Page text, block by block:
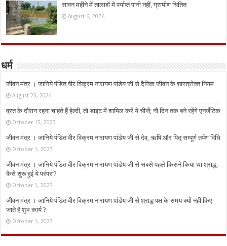
सावन महीने में तालाबों में पर्याप्त पानी नहीं, ग्रामीण चिंतित
August 6, 2026
धर्म
जीवन मंत्र । जानिये पंडित वीर विक्रम नारायण पांडेय जी से दैनिक जीवन के शास्त्रोक्त नियम
August 25, 2024
व्रत के दौरान रहना चाहते हैं हेल्दी, तो डाइट में शामिल करें ये चीजें; नौ दिन तक बने रहेंगे एनर्जेटिक
October 15, 2023
जीवन मंत्र । जानिये पंडित वीर विक्रम नारायण पांडेय जी से देव, ऋषि और पितृ सम्पूर्ण तर्पण विधि
October 1, 2023
जीवन मंत्र । जानिये पंडित वीर विक्रम नारायण पांडेय जी से सबसे पहले किसने किया था श्राद्ध,
कैसे शुरू हुई ये परंपरा?
October 1, 2023
जीवन मंत्र । जानिये पंडित वीर विक्रम नारायण पांडेय जी से श्राद्ध पक्ष के समय क्यों नहीं किए
जाते हैं शुभ कार्य ?
October 1, 2023